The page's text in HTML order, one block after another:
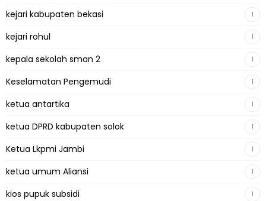
kejari kabupaten bekasi 1
kejari rohul 1
kepala sekolah sman 2 1
Keselamatan Pengemudi 1
ketua antartika 1
ketua DPRD kabupaten solok 1
Ketua Lkpmi Jambi 1
ketua umum Aliansi 1
kios pupuk subsidi 1